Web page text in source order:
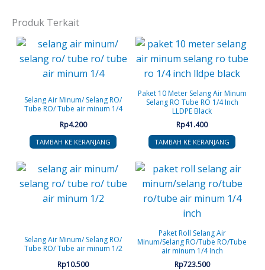
Produk Terkait
Selang Air Minum/ Selang RO/
Tube RO/ Tube air minum 1/4
Rp4.200
TAMBAH KE KERANJANG
Paket 10 Meter Selang Air Minum
Selang RO Tube RO 1/4 Inch
LLDPE Black
Rp41.400
TAMBAH KE KERANJANG
Selang Air Minum/ Selang RO/
Tube RO/ Tube air minum 1/2
Rp10.500
Paket Roll Selang Air
Minum/Selang RO/Tube RO/Tube
air minum 1/4 Inch
Rp723.500